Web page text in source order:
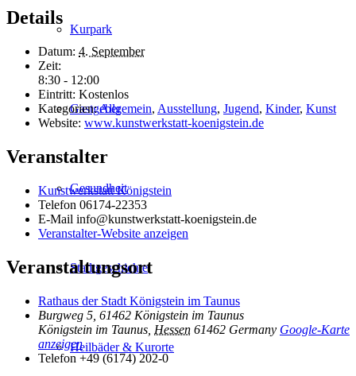
Kurpark
Gastgeber
Gesundheit
Stadtgeschichte
Heilbäder & Kurorte
Details
Datum: 4. September
Zeit:
8:30 - 12:00
Eintritt: Kostenlos
Kategorien:Allgemein, Ausstellung, Jugend, Kinder, Kunst
Website: www.kunstwerkstatt-koenigstein.de
Veranstalter
Kunstwerkstatt Königstein
Telefon 06174-22353
E-Mail info@kunstwerkstatt-koenigstein.de
Veranstalter-Website anzeigen
Veranstaltungsort
Rathaus der Stadt Königstein im Taunus
Burgweg 5, 61462 Königstein im Taunus
Königstein im Taunus Hessen 61462 Germany Google-Karte
anzeigen
Telefon +49 (6174) 202-0